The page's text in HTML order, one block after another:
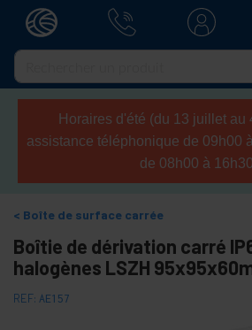
Horaires d'été (du 13 juillet au
assistance téléphonique de 09h00
de 08h00 à
Boîte de surface carrée
Boîtie de dérivation carré
halogènes LSZH
REF: AE157